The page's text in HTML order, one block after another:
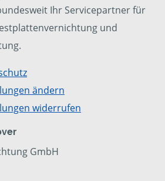
Ihr Servicepartner für
und
ändern
widerrufen
GmbH